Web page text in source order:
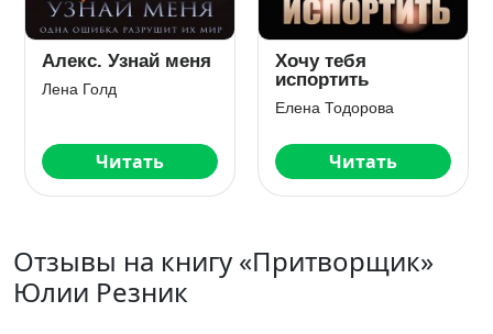
Алекс. Узнай меня
Лена Голд
Читать
Хочу тебя
испортить
Елена Тодорова
Читать
Отзывы на книгу «Притворщик»
Юлии Резник